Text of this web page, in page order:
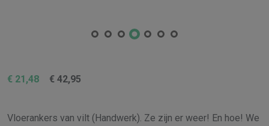
€ 21,48 € 42,95
Vloerankers van vilt (Handwerk). Ze zijn er weer! En hoe! We